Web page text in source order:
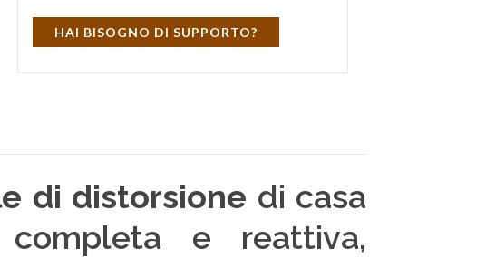
HAI BISOGNO DI SUPPORTO?
di distorsione di casa
e reattiva,